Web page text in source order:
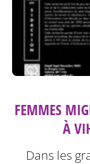
FEMMES
À
Dans les